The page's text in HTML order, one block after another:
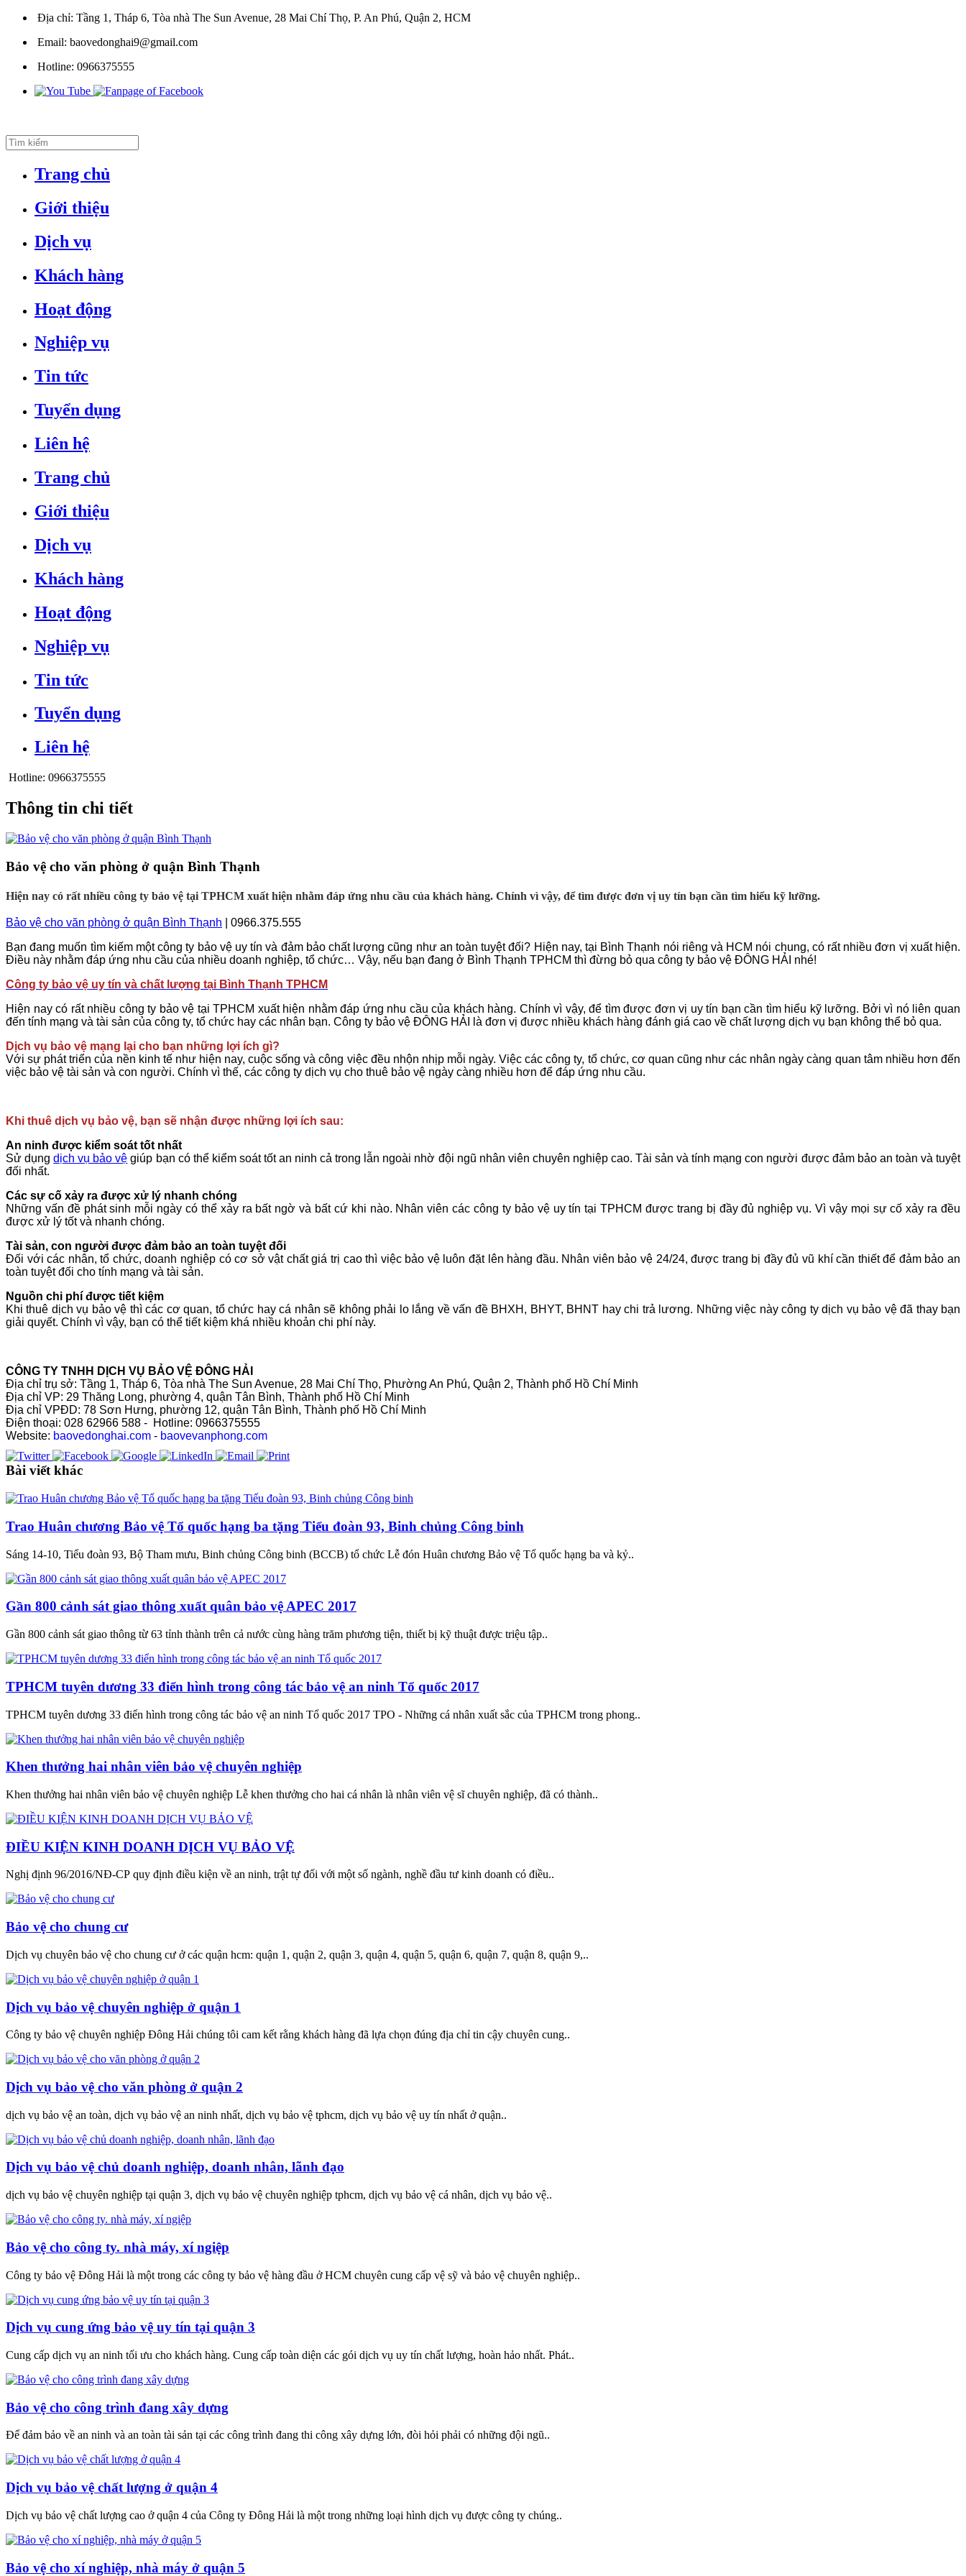
Địa chỉ: Tầng 1, Tháp 6, Tòa nhà The Sun Avenue, 28 Mai Chí Thọ, P. An Phú, Quận 2, HCM
Email: baovedonghai9@gmail.com
Hotline: 0966375555
Trang chủ
Giới thiệu
Dịch vụ
Khách hàng
Hoạt động
Nghiệp vụ
Tin tức
Tuyển dụng
Liên hệ
Trang chủ
Giới thiệu
Dịch vụ
Khách hàng
Hoạt động
Nghiệp vụ
Tin tức
Tuyển dụng
Liên hệ
Hotline: 0966375555
Thông tin chi tiết
Bảo vệ cho văn phòng ở quận Bình Thạnh
Hiện nay có rất nhiều công ty bảo vệ tại TPHCM xuất hiện nhằm đáp ứng nhu cầu của khách hàng. Chính vì vậy, để tìm được đơn vị uy tín bạn cần tìm hiểu kỹ lưỡng.
Bảo vệ cho văn phòng ở quận Bình Thạnh | 0966.375.555
Bạn đang muốn tìm kiếm một công ty bảo vệ uy tín và đảm bảo chất lượng cũng như an toàn tuyệt đối? Hiện nay, tại Bình Thạnh nói riêng và HCM nói chung, có rất nhiều đơn vị xuất hiện.
Điều này nhằm đáp ứng nhu cầu của nhiều doanh nghiệp, tổ chức… Vậy, nếu bạn đang ở Bình Thạnh TPHCM thì đừng bỏ qua công ty bảo vệ ĐÔNG HẢI nhé!
Công ty bảo vệ uy tín và chất lượng tại Bình Thạnh TPHCM
Hiện nay có rất nhiều công ty bảo vệ tại TPHCM xuất hiện nhằm đáp ứng nhu cầu của khách hàng. Chính vì vậy, để tìm được đơn vị uy tín bạn cần tìm hiểu kỹ lưỡng. Bởi vì nó liên quan
đến tính mạng và tài sản của công ty, tổ chức hay các nhân bạn. Công ty bảo vệ ĐÔNG HẢI là đơn vị được nhiều khách hàng đánh giá cao về chất lượng dịch vụ bạn không thể bỏ qua.
Dịch vụ bảo vệ mạng lại cho bạn những lợi ích gì?
Với sự phát triển của nền kinh tế như hiện nay, cuộc sống và công việc đều nhộn nhịp mỗi ngày. Việc các công ty, tổ chức, cơ quan cũng như các nhân ngày càng quan tâm nhiều hơn đến
việc bảo vệ tài sản và con người. Chính vì thế, các công ty dịch vụ cho thuê bảo vệ ngày càng nhiều hơn để đáp ứng nhu cầu.
Khi thuê dịch vụ bảo vệ, bạn sẽ nhận được những lợi ích sau:
An ninh được kiểm soát tốt nhất
Sử dụngdịch vụ bảo vệ giúp bạn có thể kiểm soát tốt an ninh cả trong lẫn ngoài nhờ đội ngũ nhân viên chuyên nghiệp cao. Tài sản và tính mạng con người được đảm bảo an toàn và tuyệt
đối nhất.
Các sự cố xảy ra được xử lý nhanh chóng
Những vấn đề phát sinh mỗi ngày có thể xảy ra bất ngờ và bất cứ khi nào. Nhân viên các công ty bảo vệ uy tín tại TPHCM được trang bị đầy đủ nghiệp vụ. Vì vậy mọi sự cố xảy ra đều
được xử lý tốt và nhanh chóng.
Tài sản, con người được đảm bảo an toàn tuyệt đối
Đối với các nhân, tổ chức, doanh nghiệp có cơ sở vật chất giá trị cao thì việc bảo vệ luôn đặt lên hàng đầu. Nhân viên bảo vệ 24/24, được trang bị đầy đủ vũ khí cần thiết để đảm bảo an
toàn tuyệt đối cho tính mạng và tài sản.
Nguồn chi phí được tiết kiệm
Khi thuê dịch vụ bảo vệ thì các cơ quan, tổ chức hay cá nhân sẽ không phải lo lắng về vấn đề BHXH, BHYT, BHNT hay chi trả lương. Những việc này công ty dịch vụ bảo vệ đã thay bạn
giải quyết. Chính vì vậy, bạn có thể tiết kiệm khá nhiều khoản chi phí này.
CÔNG TY TNHH DỊCH VỤ BẢO VỆ ĐÔNG HẢI
Địa chỉ trụ sở: Tầng 1, Tháp 6, Tòa nhà The Sun Avenue, 28 Mai Chí Thọ, Phường An Phú, Quận 2, Thành phố Hồ Chí Minh
Địa chỉ VP: 29 Thăng Long, phường 4, quận Tân Bình, Thành phố Hồ Chí Minh
Địa chỉ VPĐD: 78 Sơn Hưng, phường 12, quận Tân Bình, Thành phố Hồ Chí Minh
Điện thoại: 028 62966 588 - Hotline: 0966375555
Website: baovedonghai.com - baovevanphong.com
Bài viết khác
Trao Huân chương Bảo vệ Tổ quốc hạng ba tặng Tiểu đoàn 93, Binh chủng Công binh
Sáng 14-10, Tiểu đoàn 93, Bộ Tham mưu, Binh chủng Công binh (BCCB) tổ chức Lễ đón Huân chương Bảo vệ Tổ quốc hạng ba và kỷ..
Gần 800 cảnh sát giao thông xuất quân bảo vệ APEC 2017
Gần 800 cảnh sát giao thông từ 63 tỉnh thành trên cả nước cùng hàng trăm phương tiện, thiết bị kỹ thuật được triệu tập..
TPHCM tuyên dương 33 điển hình trong công tác bảo vệ an ninh Tổ quốc 2017
TPHCM tuyên dương 33 điển hình trong công tác bảo vệ an ninh Tổ quốc 2017 TPO - Những cá nhân xuất sắc của TPHCM trong phong..
Khen thưởng hai nhân viên bảo vệ chuyên nghiệp
Khen thưởng hai nhân viên bảo vệ chuyên nghiệp Lễ khen thưởng cho hai cá nhân là nhân viên vệ sĩ chuyên nghiệp, đã có thành..
ĐIỀU KIỆN KINH DOANH DỊCH VỤ BẢO VỆ
Nghị định 96/2016/NĐ-CP quy định điều kiện về an ninh, trật tự đối với một số ngành, nghề đầu tư kinh doanh có điều..
Bảo vệ cho chung cư
Dịch vụ chuyên bảo vệ cho chung cư ở các quận hcm: quận 1, quận 2, quận 3, quận 4, quận 5, quận 6, quận 7, quận 8, quận 9,..
Dịch vụ bảo vệ chuyên nghiệp ở quận 1
Công ty bảo vệ chuyên nghiệp Đông Hải chúng tôi cam kết rằng khách hàng đã lựa chọn đúng địa chỉ tin cậy chuyên cung..
Dịch vụ bảo vệ cho văn phòng ở quận 2
dịch vụ bảo vệ an toàn, dịch vụ bảo vệ an ninh nhất, dịch vụ bảo vệ tphcm, dịch vụ bảo vệ uy tín nhất ở quận..
Dịch vụ bảo vệ chủ doanh nghiệp, doanh nhân, lãnh đạo
dịch vụ bảo vệ chuyên nghiệp tại quận 3, dịch vụ bảo vệ chuyên nghiệp tphcm, dịch vụ bảo vệ cá nhân, dịch vụ bảo vệ..
Bảo vệ cho công ty. nhà máy, xí ngiệp
Công ty bảo vệ Đông Hải là một trong các công ty bảo vệ hàng đầu ở HCM chuyên cung cấp vệ sỹ và bảo vệ chuyên nghiệp..
Dịch vụ cung ứng bảo vệ uy tín tại quận 3
Cung cấp dịch vụ an ninh tối ưu cho khách hàng. Cung cấp toàn diện các gói dịch vụ uy tín chất lượng, hoàn hảo nhất. Phát..
Bảo vệ cho công trình đang xây dựng
Để đảm bảo về an ninh và an toàn tài sản tại các công trình đang thi công xây dựng lớn, đòi hỏi phải có những đội ngũ..
Dịch vụ bảo vệ chất lượng ở quận 4
Dịch vụ bảo vệ chất lượng cao ở quận 4 của Công ty Đông Hải là một trong những loại hình dịch vụ được công ty chúng..
Bảo vệ cho xí nghiệp, nhà máy ở quận 5